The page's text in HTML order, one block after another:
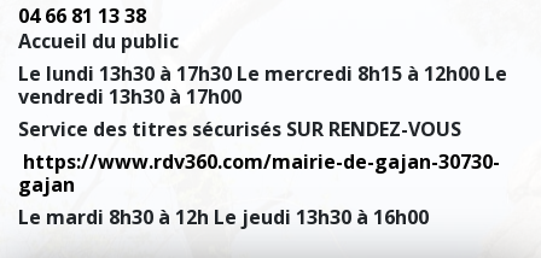
04 66 81 13 38
Accueil du public
Le lundi 13h30 à 17h30 Le mercredi 8h15 à 12h00 Le
vendredi 13h30 à 17h00
Service des titres sécurisés SUR RENDEZ-VOUS
https://www.rdv360.com/mairie-de-gajan-30730-
gajan
Le mardi 8h30 à 12h Le jeudi 13h30 à 16h00